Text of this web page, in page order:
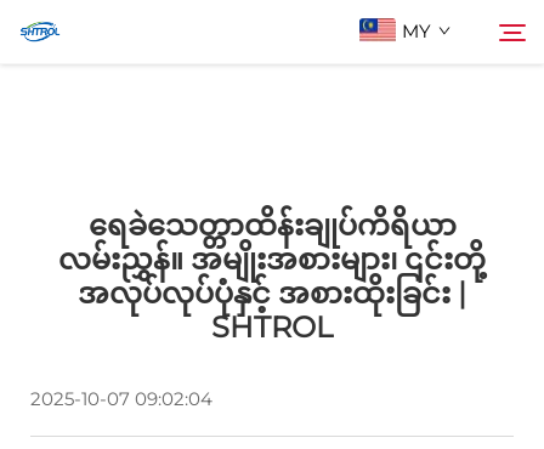
MY
ပစ္စည်းများ
အီးမေးလ်ဖြင့် ဆက်သွယ်ပါ
ရေခဲသေတ္တာထိန်းချုပ်ကိရိယာ
လမ်းညွှန်။ အမျိုးအစားများ၊ ၎င်းတို့
အလုပ်လုပ်ပုံနှင့် အစားထိုးခြင်း |
SHTROL
2025-10-07 09:02:04